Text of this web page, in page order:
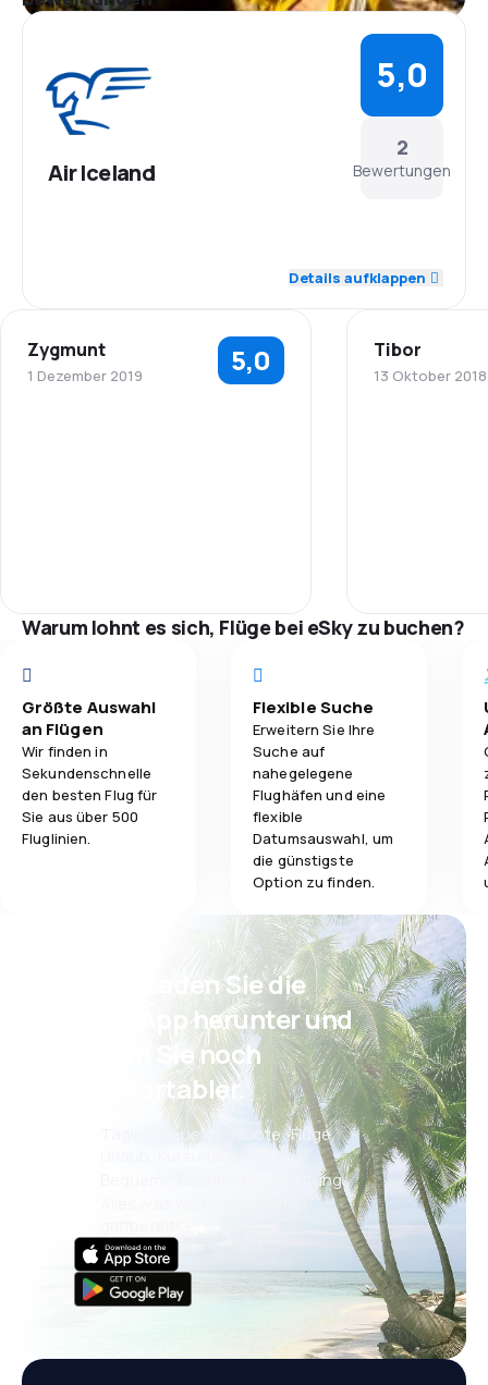
Air Iceland
2
Bewertungen
5,0
Details aufklappen
Zygmunt
1 Dezember 2019 5,0 Tibor
13 Oktober 2018
Warum lohnt es sich, Flüge bei eSky zu buchen?
Größte Auswahl
an Flügen
Wir finden in
Sekundenschnelle
den besten Flug für
Sie aus über 500
Fluglinien.
Flexible Suche
Erweitern Sie Ihre
Suche auf
nahegelegene
Flughäfen und eine
flexible
Datumsauswahl, um
die günstigste
Option zu finden.
Psst! Laden Sie die
eSky App herunter und
reisen Sie noch
komfortabler.
Täglich neue Angebote: Flüge,
Bequeme Buchungsverwaltung